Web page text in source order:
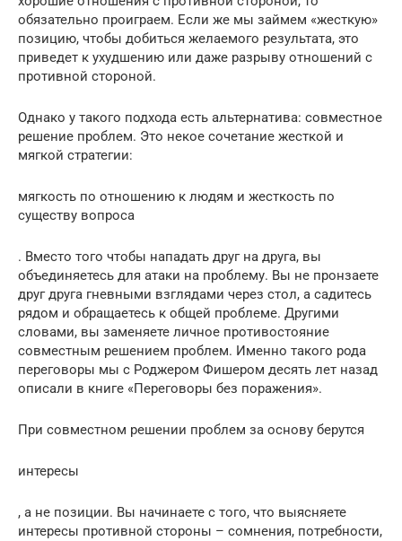
обязательно проиграем. Если же мы займем «жесткую»
позицию, чтобы добиться желаемого результата, это
приведет к ухудшению или даже разрыву отношений с
противной стороной.
Однако у такого подхода есть альтернатива: совместное
решение проблем. Это некое сочетание жесткой и
мягкой стратегии:
мягкость по отношению к людям и жесткость по
существу вопроса
. Вместо того чтобы нападать друг на друга, вы
объединяетесь для атаки на проблему. Вы не пронзаете
друг друга гневными взглядами через стол, а садитесь
рядом и обращаетесь к общей проблеме. Другими
словами, вы заменяете личное противостояние
совместным решением проблем. Именно такого рода
переговоры мы с Роджером Фишером десять лет назад
описали в книге «Переговоры без поражения».
При совместном решении проблем за основу берутся
интересы
, а не позиции. Вы начинаете с того, что выясняете
интересы противной стороны – сомнения, потребности,